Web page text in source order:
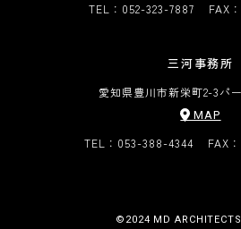
TEL：052-323-7887 FAX
三河事務所
愛知県豊川市新栄町2-3パ
MAP
TEL：053-388-4344 FAX
©︎2024 MD ARCHITECTS